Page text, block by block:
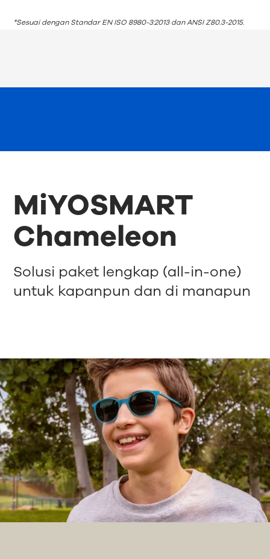
*Sesuai dengan Standar EN ISO 8980-3:2013 dan ANSI Z80.3-2015.
MiYOSMART
Chameleon
Solusi paket lengkap (all-in-one)
untuk kapanpun dan di manapun